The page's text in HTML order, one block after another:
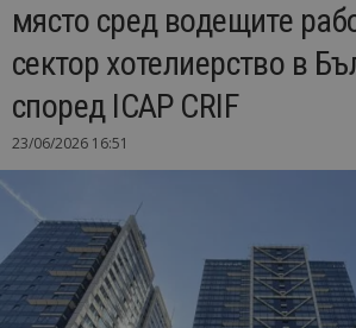
място сред водещите
сектор хотелиерство в
според ICAP CRIF
23/06/2026 16:51